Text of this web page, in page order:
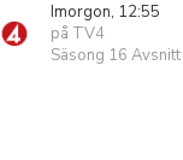
Imorgon, 12:55
på TV4
Säsong 16